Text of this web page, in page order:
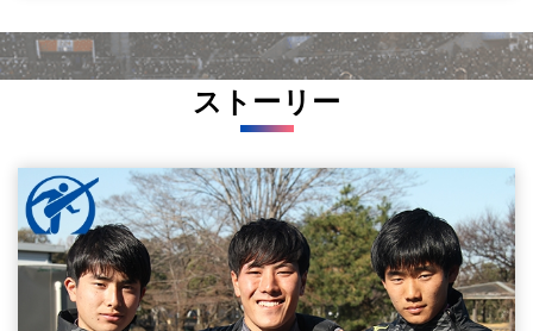
ストーリー